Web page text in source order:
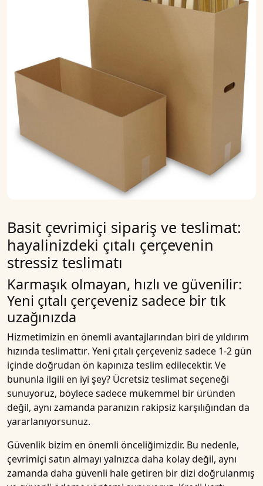
Basit çevrimiçi sipariş ve teslimat:
hayalinizdeki çıtalı çerçevenin
stressiz teslimatı
Karmaşık olmayan, hızlı ve güvenilir:
Yeni çıtalı çerçeveniz sadece bir tık
uzağınızda
Hizmetimizin en önemli avantajlarından biri deyıldırım
hızında teslimattır. Yeni çıtalı çerçeveniz sadece 1-2 gün
içinde doğrudan ön kapınıza teslim edilecektir. Ve
bununla ilgili en iyi şey? Ücretsiz teslimat seçeneği
sunuyoruz, böylece sadece mükemmel bir üründen
değil, aynı zamanda paranızın rakipsiz karşılığından da
yararlanıyorsunuz.
Güvenlik bizim en önemli önceliğimizdir. Bu nedenle,
çevrimiçi satın almayı yalnızca daha kolay değil, aynı
zamanda daha güvenli hale getiren bir dizi doğrulanmış